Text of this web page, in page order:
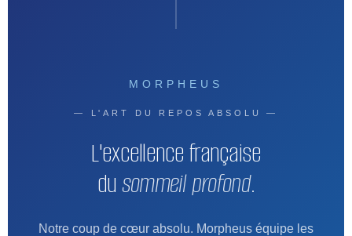
MORPHEUS
— L'ART DU REPOS ABSOLU —
L'excellence française
dusommeil profond.
Notre coup de cœur absolu. Morpheus équipe les